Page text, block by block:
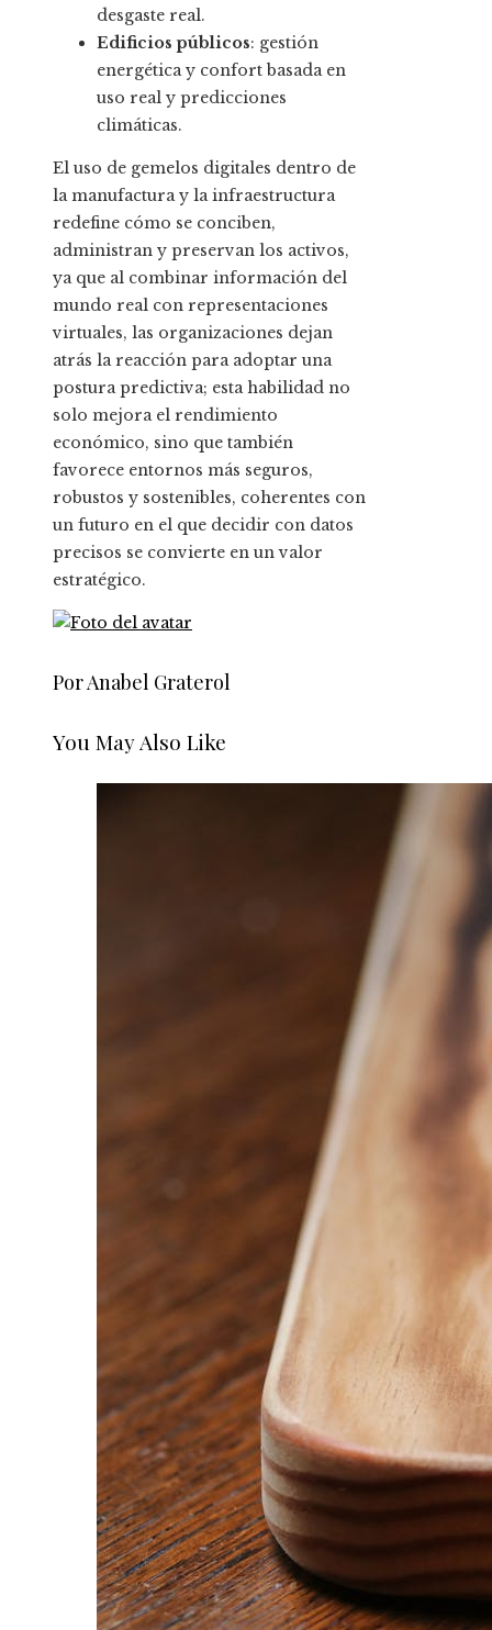
desgaste real.
Edificios públicos: gestión
energética y confort basada en
uso real y predicciones
climáticas.
El uso de gemelos digitales dentro de
la manufactura y la infraestructura
redefine cómo se conciben,
administran y preservan los activos,
ya que al combinar información del
mundo real con representaciones
virtuales, las organizaciones dejan
atrás la reacción para adoptar una
postura predictiva; esta habilidad no
solo mejora el rendimiento
económico, sino que también
favorece entornos más seguros,
robustos y sostenibles, coherentes con
un futuro en el que decidir con datos
precisos se convierte en un valor
estratégico.
Por Anabel Graterol
You May Also Like